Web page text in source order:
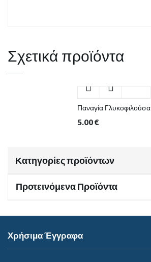
Σχετικά προϊόντα
Παναγία Γλυκοφιλούσα
5.00€
Κατηγορίες προϊόντων
Προτεινόμενα Προϊόντα
Χρήσιμα Έγγραφα